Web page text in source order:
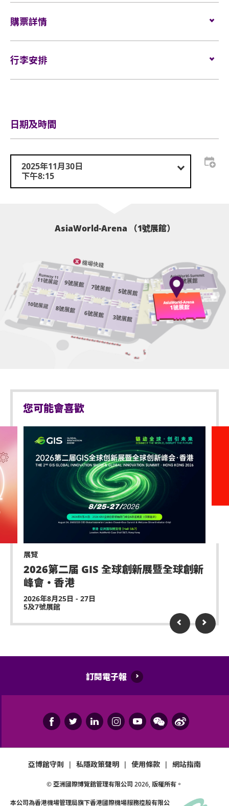
觀眾必須持有效門票方可進入本演唱會場地，且限制
每人一張門票。進場人士必須遵守本演唱會及場地之
禁止攜帶物品等。如有任何違規行為，場地工作人員
有權拒絕其入場或要求離場。
本演唱會只限 6 歲或以上持有效身份證明文件人士入
其入場。
修改或篡改，即告失效作廢。如有任何遺失、損毀、
塗改、偽造、偷竊、欺詐或未經授權使用之情況，主
辦單位將不會承擔任何責任或補發門票，任何影印本
主辦單位若發現或懷疑有人炒賣本演唱會門票或從事
份證明文件），主辦單位有權取消相關人士之購票及/
或入場資格，並取消相關門票，主辦單位亦保留採取
法律行動的權利。被取消購票和/或入場資格的人士將
無法進入活動場地，同時被取消的門票亦將失效，所
有已支付的門票費用，包括手續費均不會退還。
主辦單位保留權利更改本演唱會之內容而不作退票或
主辦單位有權隨時更改或延遲本演唱會之演出日期、
終。
座。
持票人士須遵守香港法例、主辦單位及場地之安全指
引、場地規則、主辦單位及場地工作人員的指示。進
場人士應自行注意個人安全，避免在場內出現任何危
險或不安全行為。主辦單位有權拒絕任何未能遵守相
關規例的持票人士進場或隨時要求該等人士離開。如
有任何緊急情況，進場人士應立即向工作人員尋求協
主辦單位有權決定遲到者入場的時間及方式，持票人
士應遵守主辦單位及/或場地工作人員之指示及安排入
場。
本演唱會場內請勿攝影及攝錄，除特許人員外，所有
品進入本演唱會場地。
所有人士均不得攜帶任何動物（除經場地事先書面同
意的導盲犬外）進入本演唱會場地。
為避免干擾演唱會的進行，請在本演唱會進行期間關
掉鬧鐘及手提電話的響鬧裝置。
嚴禁攜帶任何影響或妨礙他人視線及欣賞本演唱會的
物件進場，包括但不限於38×30×20厘米以上手提包/背
包、大面積燈牌（燈牌最大體積為38x30x20 厘米）、
自拍桿、氣球、旗幟、長傘及板凳等，主辦單位保留
購票詳情
售。
行李安排
日期及時間
2025年11月30日
下午8:15
AsiaWorld-Arena （1號展館）
您可能會喜歡
展覽
2026第二届 GIS 全球創新展暨全球創新
峰會・香港
2026年8月25日 - 27日
5及7號展館
訂閱電子報
亞博館守則 | 私隱政策聲明 | 使用條款 | 網站指南
© 亞洲國際博覽館管理有限公司 2026, 版權所有。
本公司為香港機場管理局旗下香港國際機場服務控股有限公